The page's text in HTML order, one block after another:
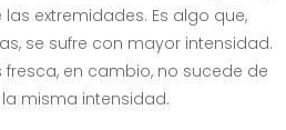
extremidades. Es algo que,
se sufre con mayor intensidad.
en cambio, no sucede de
misma intensidad.